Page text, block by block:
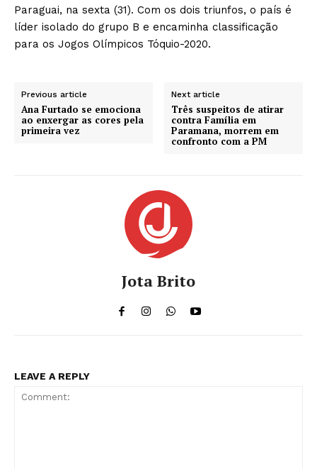
Paraguai, na sexta (31). Com os dois triunfos, o país é
líder isolado do grupo B e encaminha classificação
para os Jogos Olímpicos Tóquio-2020.
Previous article
Ana Furtado se emociona
ao enxergar as cores pela
primeira vez
Next article
Três suspeitos de atirar
contra Família em
Paramana, morrem em
confronto com a PM
Jota Brito
LEAVE A REPLY